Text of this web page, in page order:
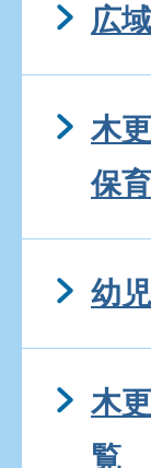
広
木
保育
幼
木
覧